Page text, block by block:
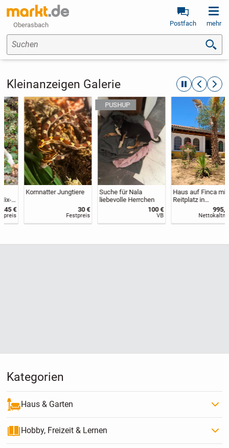
Oberasbach Postfach mehr
Suchen
Kleinanzeigen Galerie automatische
Kornnatter Jungtiere
Festpreis
Suche für Nala
liebevolle Herrchen
Haus auf Finca mit
Reitplatz in
Andalusien zu
vermieten
995,00 €
Nettokaltmiete
Kategorien
Haus & Garten
Hobby, Freizeit & Lernen